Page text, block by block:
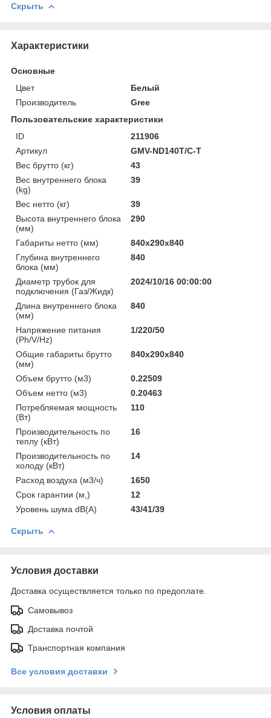
Скрыть
Характеристики
Основные
Цвет
Белый
Производитель
Gree
Пользовательские характеристики
ID
211906
Артикул
GMV-ND140T/C-T
Вес брутто (кг)
43
Вес внутреннего блока
(kg)
39
Вес нетто (кг)
39
Высота внутреннего блока
(мм)
290
Габариты нетто (мм)
840x290x840
Глубина внутреннего
блока (мм)
840
Диаметр трубок для
подключения (Газ/Жидк)
2024/10/16 00:00:00
Длина внутреннего блока
(мм)
840
Напряжение питания
(Ph/V/Hz)
1/220/50
Общие габариты брутто
(мм)
840x290x840
Объем брутто (м3)
0.22509
Объем нетто (м3)
0.20463
Потребляемая мощность
(Вт)
110
Производительность по
теплу (кВт)
16
Производительность по
холоду (кВт)
14
Расход воздуха (м3/ч)
1650
Срок гарантии (м,)
12
Уровень шума dB(A)
43/41/39
Скрыть
Условия доставки
Доставка осуществляется только по предоплате.
Самовывоз
Доставка почтой
Транспортная компания
Все условия доставки
Условия оплаты